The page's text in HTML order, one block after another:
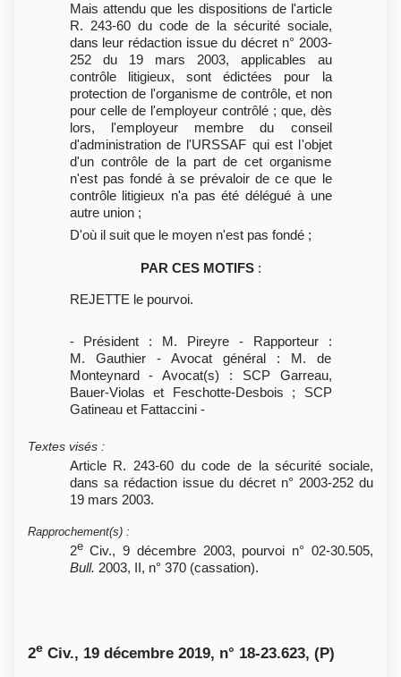
Mais attendu que les dispositions de l'article
R. 243-60 du code de la sécurité sociale,
dans leur rédaction issue du décret n° 2003-
252 du 19 mars 2003, applicables au
contrôle litigieux, sont édictées pour la
protection de l'organisme de contrôle, et non
pour celle de l'employeur contrôlé ; que, dès
lors, l'employeur membre du conseil
d'administration de l'URSSAF qui est l'objet
d'un contrôle de la part de cet organisme
n'est pas fondé à se prévaloir de ce que le
contrôle litigieux n'a pas été délégué à une
autre union ;
D'où il suit que le moyen n'est pas fondé ;
PAR CES MOTIFS:
REJETTE le pourvoi.
- Président : M. Pireyre - Rapporteur :
M. Gauthier - Avocat général : M. de
Monteynard - Avocat(s) : SCP Garreau,
Bauer-Violas et Feschotte-Desbois ; SCP
Gatineau et Fattaccini -
Textes visés :
Article R. 243-60 du code de la sécurité sociale,
dans sa rédaction issue du décret n° 2003-252 du
19 mars 2003.
Rapprochement(s) :
2eCiv., 9 décembre 2003, pourvoi n° 02-30.505,
Bull. 2003, II, n° 370 (cassation).
2e Civ., 19 décembre 2019, n° 18-23.623, (P)